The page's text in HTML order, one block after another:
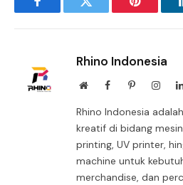
FacebookTwitter Pinterest
Rhino Indonesia
WebsiteFacebookPinterest
Rhino Indonesia
kreatif di bidang
printing, UV printer,
machine untuk
merchandise, dan